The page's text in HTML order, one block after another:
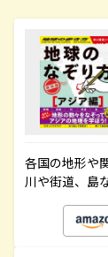
各国の地形や
川や街道、島